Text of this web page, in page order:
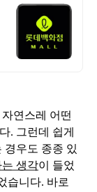
연스레 어떤
. 그런데 쉽게
경우도 종종 있
생각이 들었
습니다. 바로